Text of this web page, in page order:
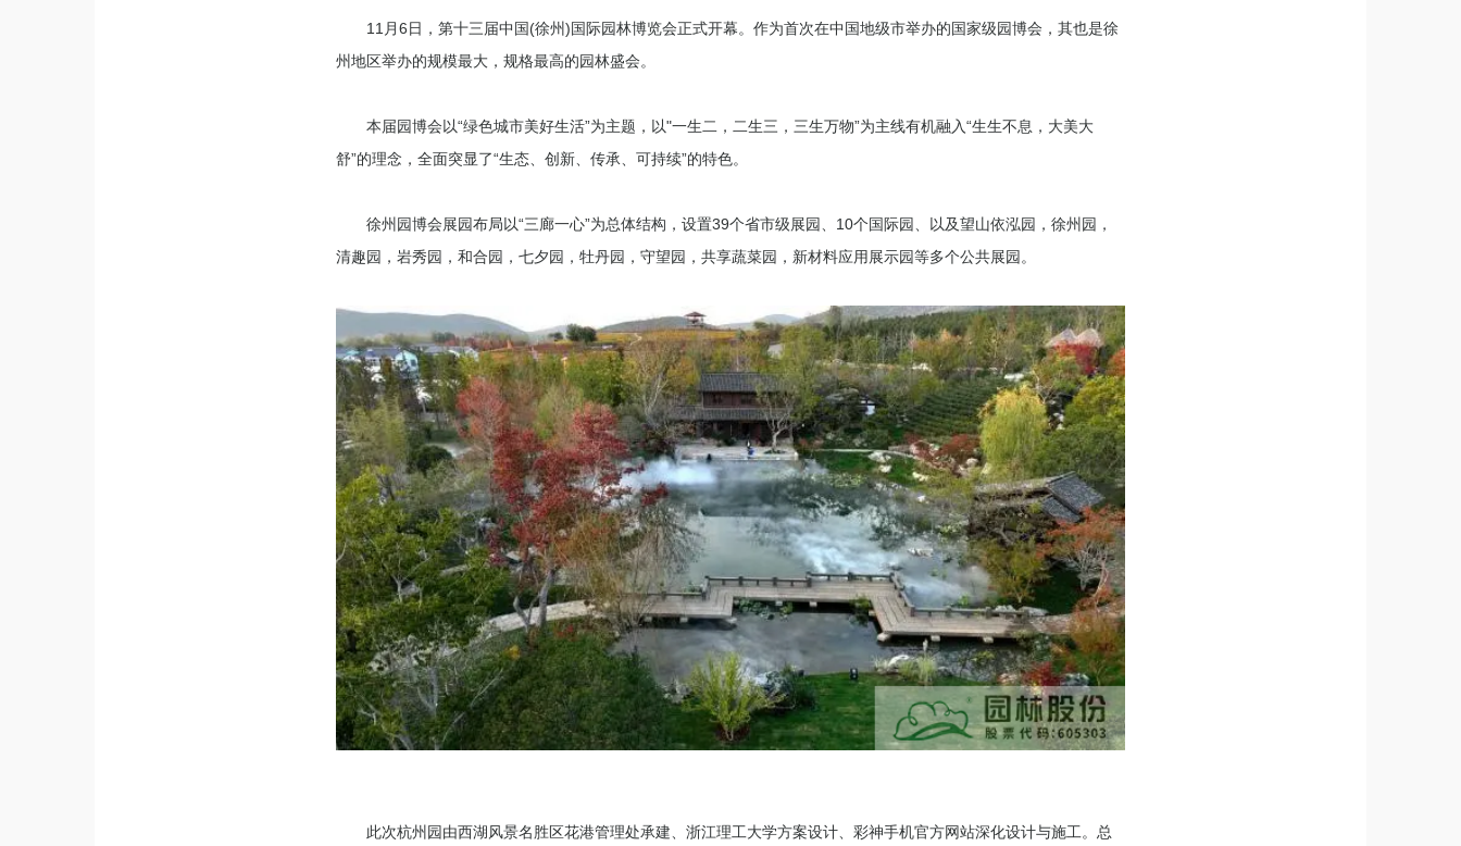
11月6日，第十三届中国(徐州)国际园林博览会正式开幕。作为首次在中国地级市举办的国家级园博会，其也是徐
州地区举办的规模最大，规格最高的园林盛会。
本届园博会以“绿色城市美好生活”为主题，以"一生二，二生三，三生万物”为主线有机融入“生生不息，大美大
舒”的理念，全面突显了“生态、创新、传承、可持续”的特色。
徐州园博会展园布局以“三廊一心”为总体结构，设置39个省市级展园、10个国际园、以及望山依泓园，徐州园，
清趣园，岩秀园，和合园，七夕园，牡丹园，守望园，共享蔬菜园，新材料应用展示园等多个公共展园。
此次杭州园由西湖风景名胜区花港管理处承建、浙江理工大学方案设计、彩神手机官方网站深化设计与施工。总